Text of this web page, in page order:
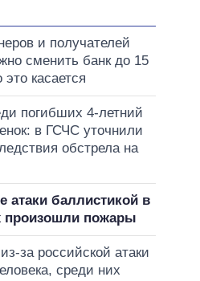
и получателей
сменить банк до 15
это касается
погибших 4-летний
в ГСЧС уточнили
обстрела на
атаки баллистикой в
произошли пожары
за российской атаки
среди них